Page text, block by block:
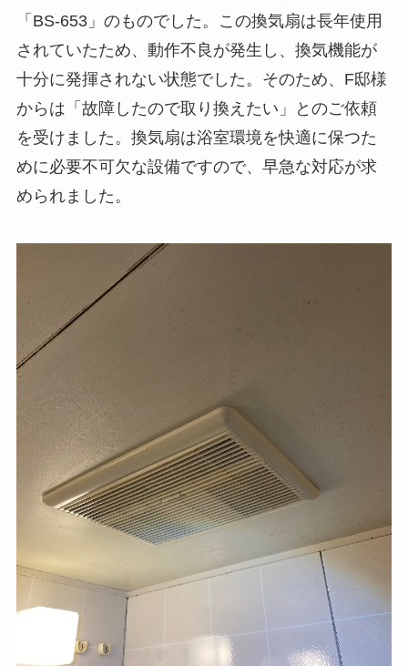
「BS-653」のものでした。この換気扇は長年使用
されていたため、動作不良が発生し、換気機能が
十分に発揮されない状態でした。そのため、F邸様
からは「故障したので取り換えたい」とのご依頼
を受けました。換気扇は浴室環境を快適に保つた
めに必要不可欠な設備ですので、早急な対応が求
められました。